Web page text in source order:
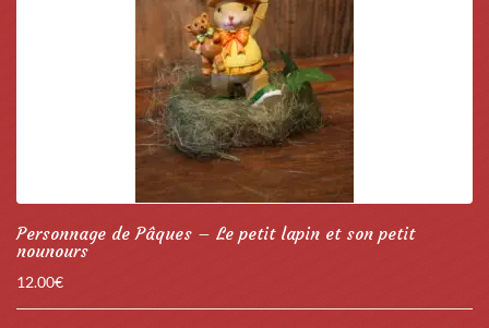
Personnage de Pâques – Le petit lapin et son petit
nounours
12.00€